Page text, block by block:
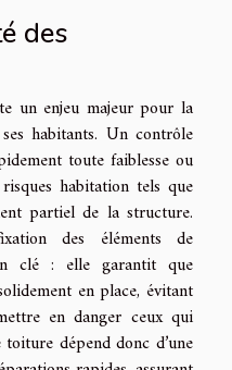
des
un enjeu majeur pour la
habitants. Un contrôle
toute faiblesse ou
habitation tels que
partiel de la structure.
des éléments de
clé : elle garantit que
en place, évitant
en danger ceux qui
dépend donc d’une